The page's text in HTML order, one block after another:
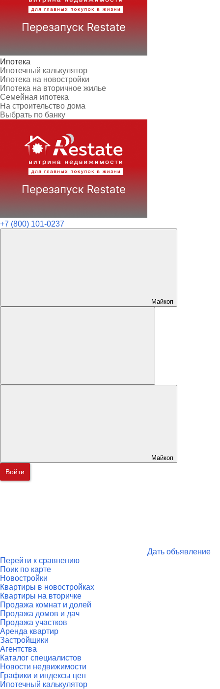
Ипотека
Ипотечный калькулятор
Ипотека на новостройки
Ипотека на вторичное жилье
Семейная ипотека
На строительство дома
Выбрать по банку
+7 (800) 101-0237
Майкоп
Майкоп
Войти
Дать объявление
Перейти к сравнению
Поик по карте
Новостройки
Квартиры в новостройках
Квартиры на вторичке
Продажа комнат и долей
Продажа домов и дач
Продажа участков
Аренда квартир
Застройщики
Агентства
Каталог специалистов
Новости недвижимости
Графики и индексы цен
Ипотечный калькулятор